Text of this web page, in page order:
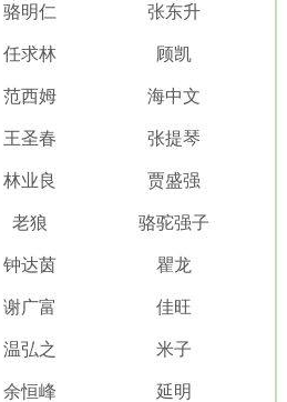
骆明仁 张东升
任求林 顾凯
范西姆 海中文
王圣春 张提琴
林业良 贾盛强
老狼 骆驼强子
钟达茵 瞿龙
谢广富 佳旺
温弘之 米子
余恒峰 延明